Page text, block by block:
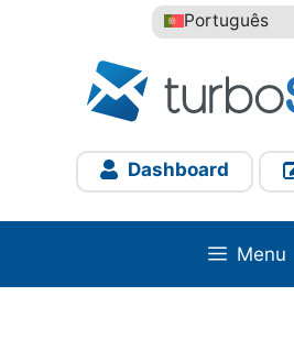
Português
Dashboard
Menu